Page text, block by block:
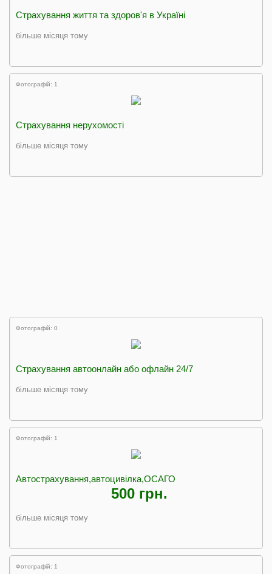
Страхування життя та здоров'я в Україні
більше місяця тому
Фотографій: 1
Страхування нерухомості
більше місяця тому
Фотографій: 0
Страхування автоонлайн або офлайн 24/7
більше місяця тому
Фотографій: 1
Автострахування,автоцивілка,ОСАГО
500 грн.
більше місяця тому
Фотографій: 1